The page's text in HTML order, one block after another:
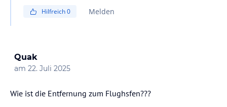
Hilfreich0 Melden
Quak
am 22. Juli 2025
Wie ist die Entfernung zum Flughsfen???